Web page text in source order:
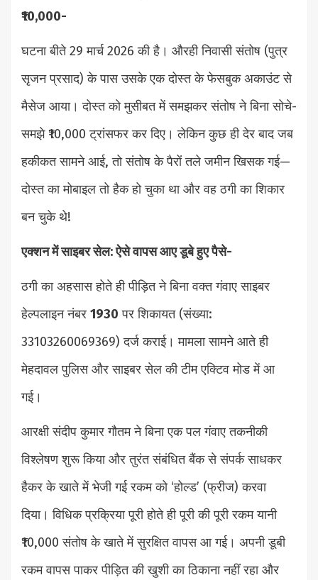
₹10,000-
घटना बीते 29 मार्च 2026 की है। औरही निवासी संतोष (पुत्र
सृजन प्रसाद) के पास उसके एक दोस्त के फेसबुक अकाउंट से
मैसेज आया। दोस्त को मुसीबत में समझकर संतोष ने बिना सोचे-
समझे ₹10,000 ट्रांसफर कर दिए। लेकिन कुछ ही देर बाद जब
हकीकत सामने आई, तो संतोष के पैरों तले जमीन खिसक गई—
दोस्त का मोबाइल तो हैक हो चुका था और वह ठगी का शिकार
बन चुके थे!
एक्शन में साइबर सेल:ऐसे वापस आए डूबे हुए पैसे-
ठगी का अहसास होते ही पीड़ित ने बिना वक्त गंवाए साइबर
हेल्पलाइन नंबर 1930 पर शिकायत (संख्या:
33103260069369) दर्ज कराई। मामला सामने आते ही
मेहदावल पुलिस और साइबर सेल की टीम एक्टिव मोड में आ
गई।
आरक्षी संदीप कुमार गौतम ने बिना एक पल गंवाए तकनीकी
विश्लेषण शुरू किया और तुरंत संबंधित बैंक से संपर्क साधकर
हैकर के खाते में भेजी गई रकम को ‘होल्ड’ (फ्रीज) करवा
दिया। विधिक प्रक्रिया पूरी होते ही पूरी की पूरी रकम यानी
₹10,000 संतोष के खाते में सुरक्षित वापस आ गई। अपनी डूबी
रकम वापस पाकर पीड़ित की खुशी का ठिकाना नहीं रहा और